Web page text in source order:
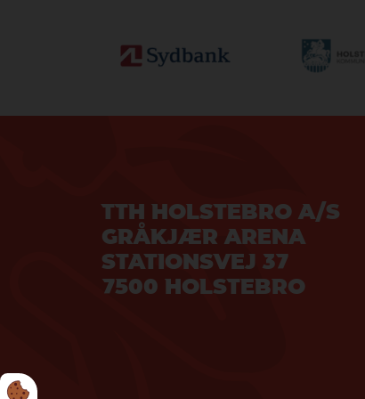
TTH HOLSTEBRO A/S
GRÅKJÆR ARENA
STATIONSVEJ 37
7500 HOLSTEBRO